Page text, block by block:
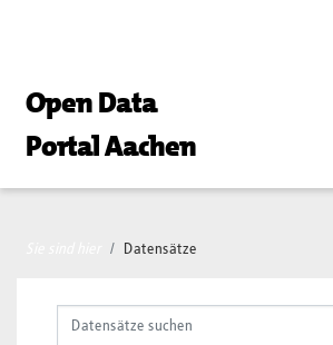
Open Data
Portal Aachen
Datensätze